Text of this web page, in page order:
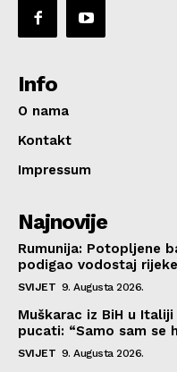
Info
O nama
Kontakt
Impressum
Najnovije
Rumunija: Potopljene
podigao vodostaj rijeke
SVIJET 9. Augusta 2026.
Muškarac iz BiH u
pucati: “Samo sam se
SVIJET 9. Augusta 2026.